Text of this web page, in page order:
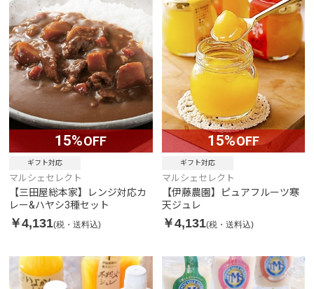
15%OFF
ギフト対応
マルシェセレクト
【三田屋総本家】レンジ対応カ
レー&ハヤシ3種セット
￥4,131(税・送料込)
15%OFF
ギフト対応
マルシェセレクト
【伊藤農園】ピュアフルーツ寒
天ジュレ
￥4,131(税・送料込)